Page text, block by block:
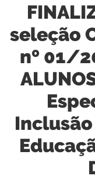
seleção
nº 01/